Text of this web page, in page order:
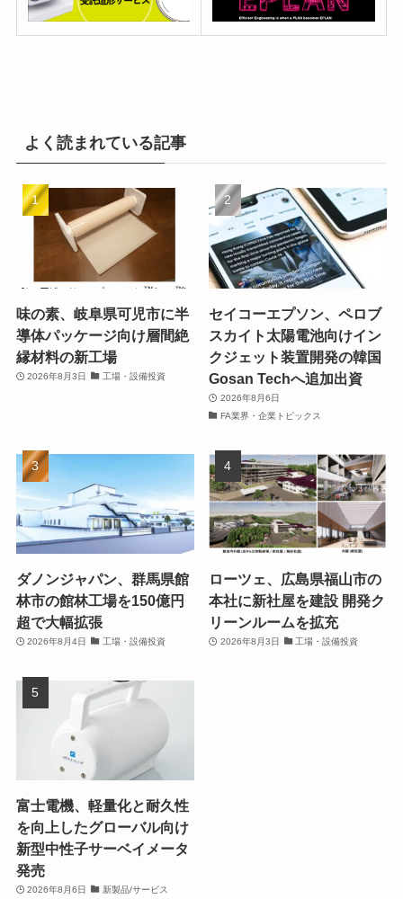
よく読まれている記事
味の素、岐阜県可児市に半
導体パッケージ向け層間絶
縁材料の新工場
2026年8月3日 工場・設備投資
セイコーエプソン、ペロブ
スカイト太陽電池向けイン
クジェット装置開発の韓国
Gosan Techへ追加出資
2026年8月6日
FA業界・企業トピックス
ダノンジャパン、群馬県館
林市の館林工場を150億円
超で大幅拡張
2026年8月4日 工場・設備投資
ローツェ、広島県福山市の
本社に新社屋を建設 開発ク
リーンルームを拡充
2026年8月3日 工場・設備投資
富士電機、軽量化と耐久性
を向上したグローバル向け
新型中性子サーベイメータ
発売
2026年8月6日 新製品/サービス